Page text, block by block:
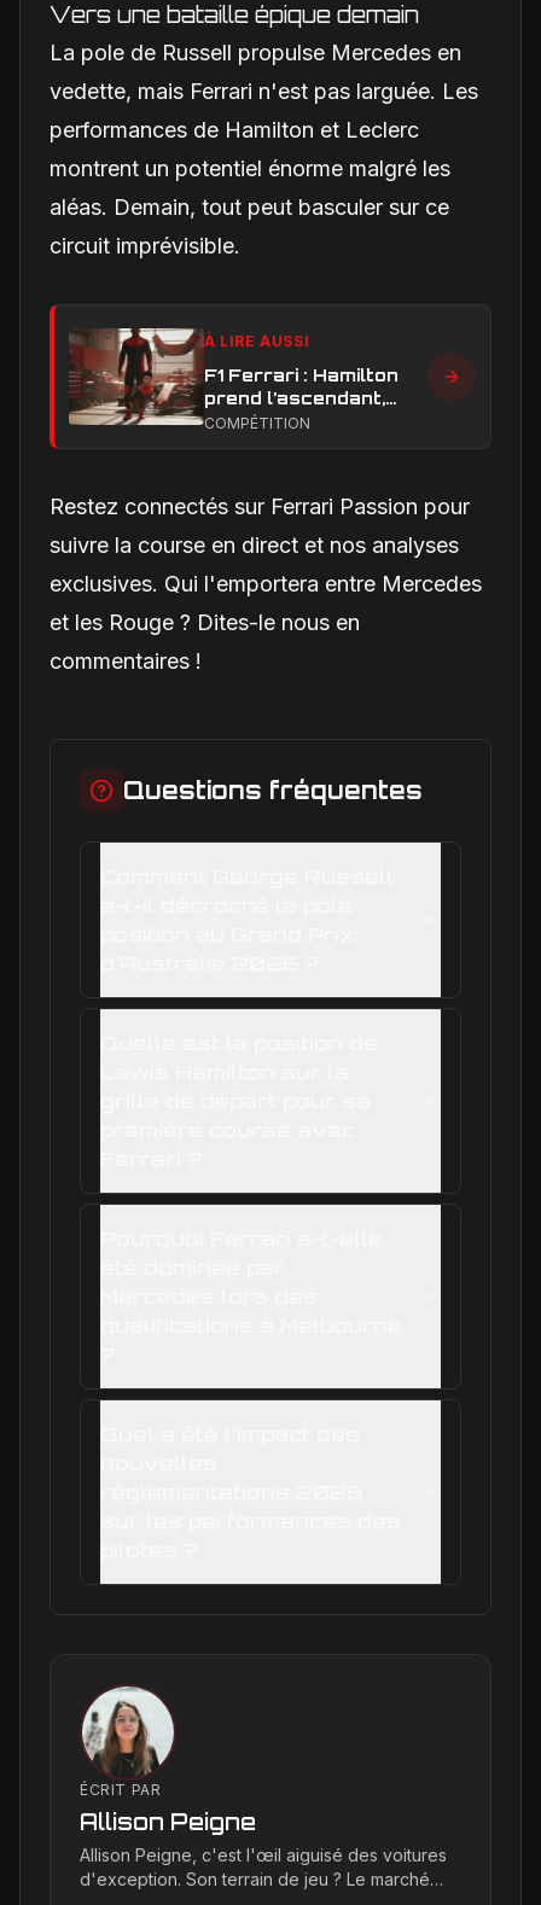
Vers une bataille épique demain
La pole de Russell propulse Mercedes en
vedette, mais Ferrari n'est pas larguée. Les
performances de Hamilton et Leclerc
montrent un potentiel énorme malgré les
aléas. Demain, tout peut basculer sur ce
circuit imprévisible.
À LIRE AUSSI
F1 Ferrari : Hamilton
prend l’ascendant,
Leclerc sous pression
dans la hiérarchie
COMPÉTITION
Restez connectés sur Ferrari Passion pour
suivre la course en direct et nos analyses
exclusives. Qui l'emportera entre Mercedes
et les Rouge ? Dites-le nous en
commentaires !
Questions fréquentes
ÉCRIT PAR
Allison Peigne
Allison Peigne, c'est l'œil aiguisé des voitures
d'exception. Son terrain de jeu ? Le marché